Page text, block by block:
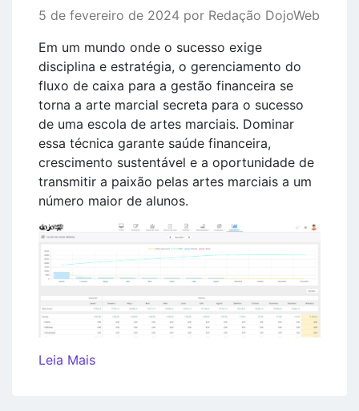
5 de fevereiro de 2024 por Redação DojoWeb
Em um mundo onde o sucesso exige
disciplina e estratégia, o gerenciamento do
fluxo de caixa para a gestão financeira se
torna a arte marcial secreta para o sucesso
de uma escola de artes marciais. Dominar
essa técnica garante saúde financeira,
crescimento sustentável e a oportunidade de
transmitir a paixão pelas artes marciais a um
número maior de alunos.
Leia Mais